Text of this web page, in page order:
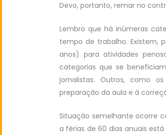
Devo, portanto, remar no
Lembro que há inúmeras
tempo de trabalho. Existem,
anos) para atividades
categorias que se
jornalistas. Outros, como
preparação da aula e à
Situação semelhante ocorre
a férias de 60 dias anuais